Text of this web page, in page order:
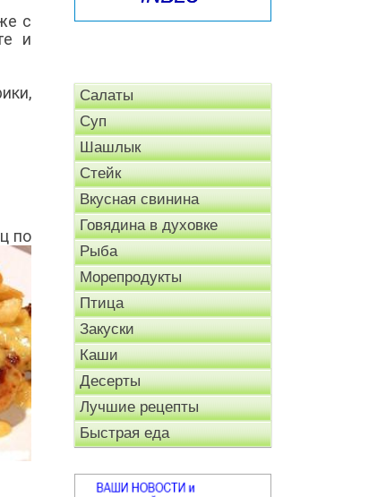
с
и
по
Салаты
Суп
Шашлык
Стейк
Вкусная свинина
Говядина в духовке
Рыба
Морепродукты
Птица
Закуски
Каши
Десерты
Лучшие рецепты
Быстрая еда